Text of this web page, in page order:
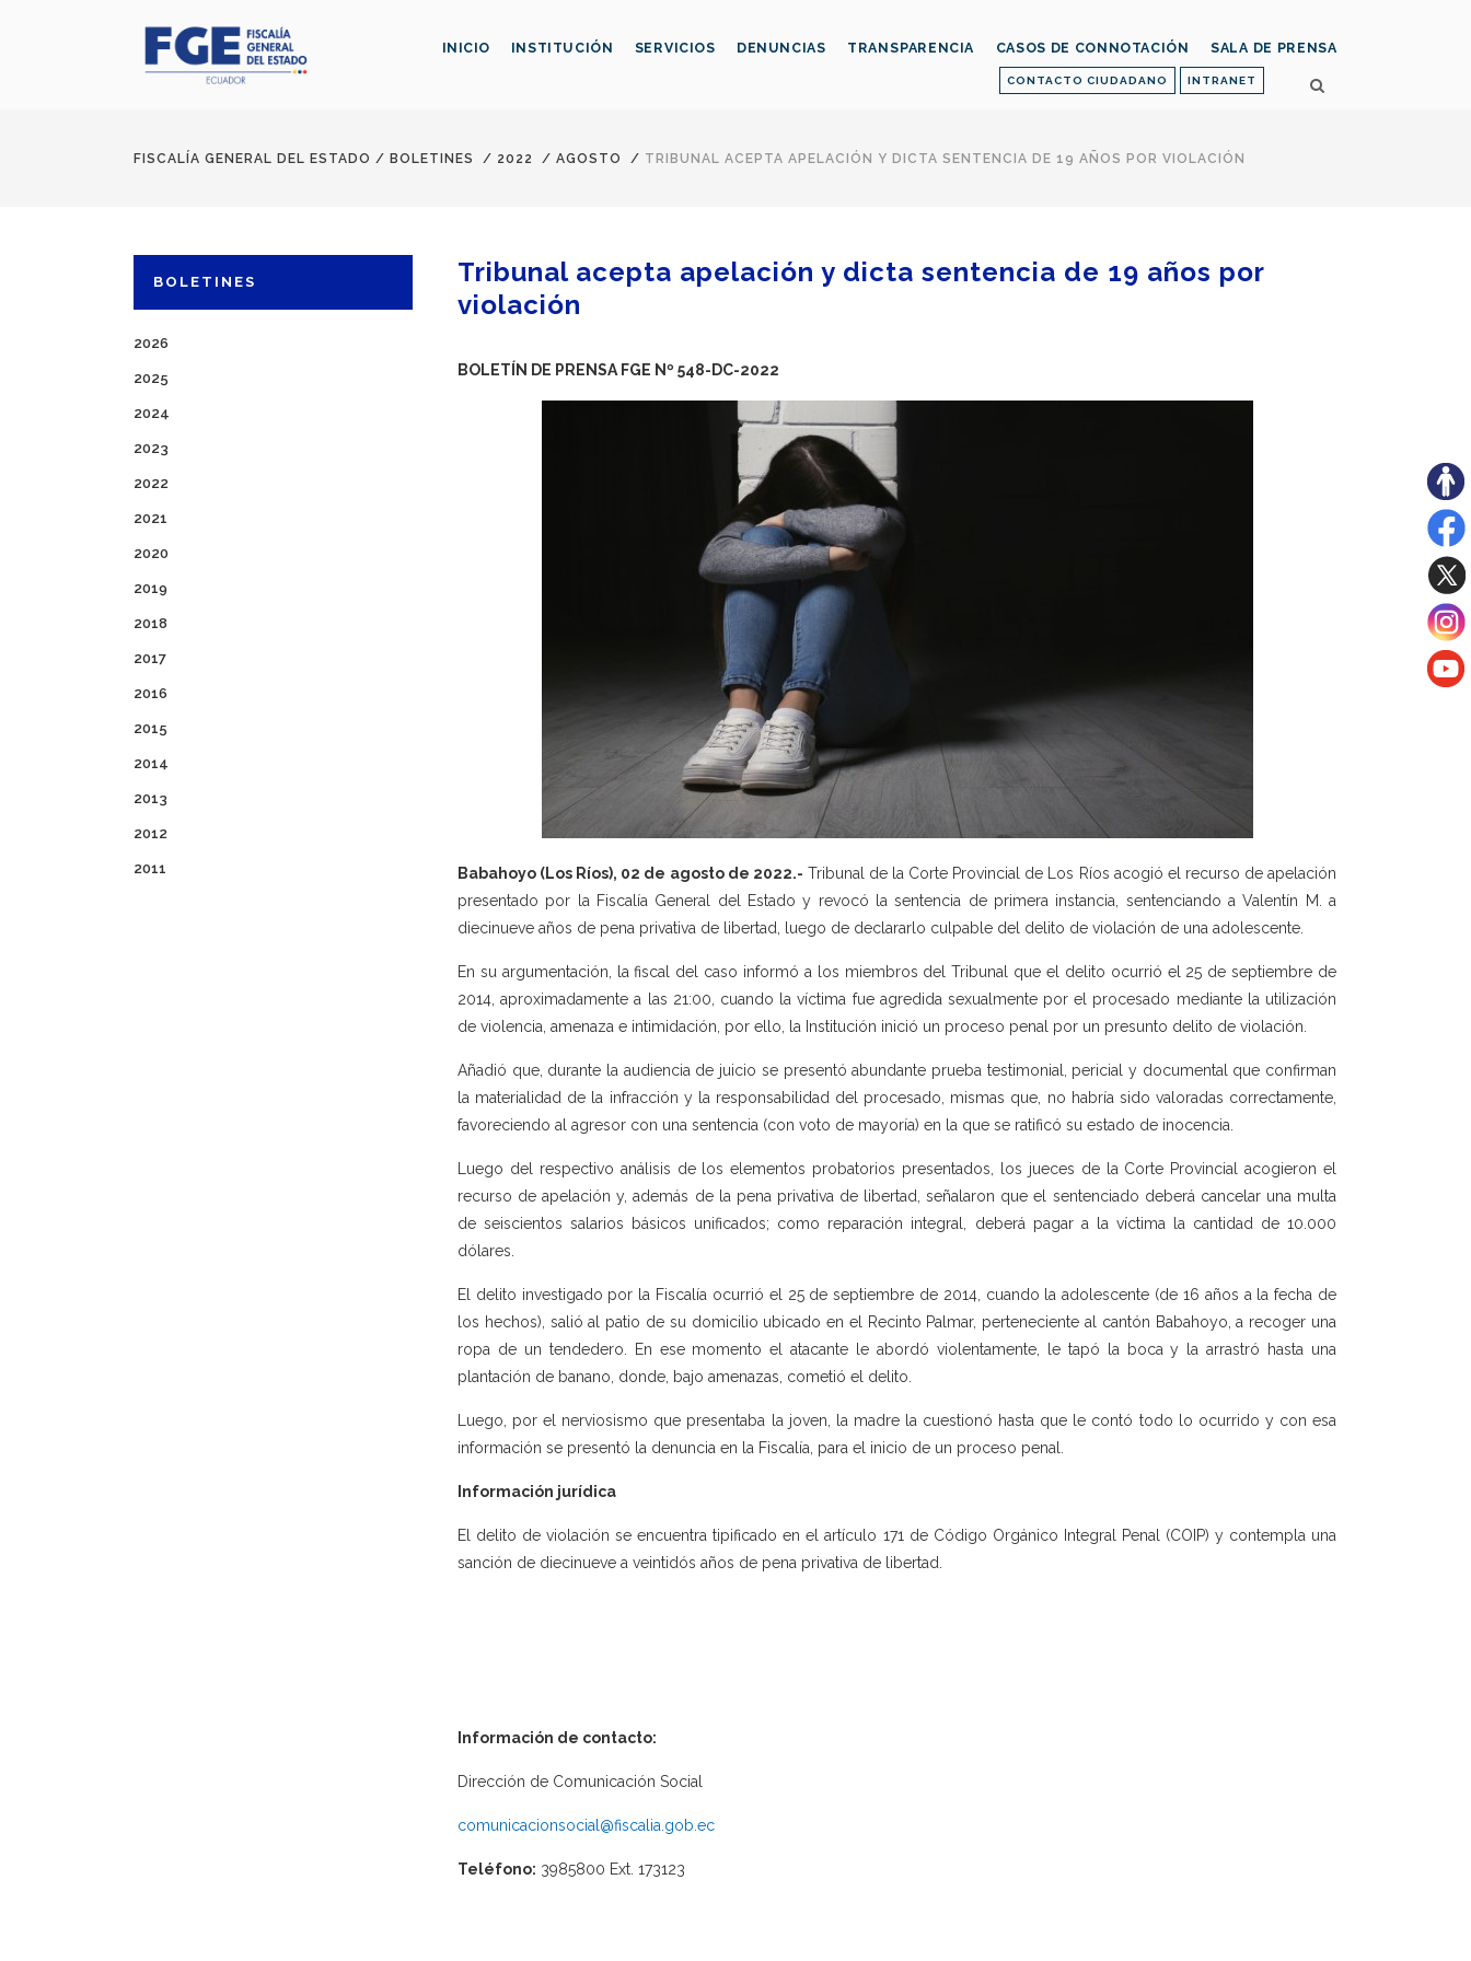
CONTACTO CIUDADANO INTRANET
INICIO INSTITUCIÓN SERVICIOS DENUNCIAS TRANSPARENCIA CASOS DE CONNOTACIÓN SALA DE PRENSA
FISCALÍA GENERAL DEL ESTADO / BOLETINES / 2022 / AGOSTO / TRIBUNAL ACEPTA APELACIÓN Y DICTA SENTENCIA DE 19 AÑOS POR VIOLACIÓN
BOLETINES
2026
2025
2024
2023
2022
2021
2020
2019
2018
2017
2016
2015
2014
2013
2012
2011
Tribunal acepta apelación y dicta sentencia de 19 años por
violación
BOLETÍN DE PRENSA FGE Nº 548-DC-2022
Babahoyo (Los Ríos), 02 de agosto de 2022.- Tribunal de la Corte Provincial de Los Ríos acogió el recurso de apelación
presentado por la Fiscalía General del Estado y revocó la sentencia de primera instancia, sentenciando a Valentín M. a
diecinueve años de pena privativa de libertad, luego de declararlo culpable del delito de violación de una adolescente.
En su argumentación, la fiscal del caso informó a los miembros del Tribunal que el delito ocurrió el 25 de septiembre de
2014, aproximadamente a las 21:00, cuando la víctima fue agredida sexualmente por el procesado mediante la utilización
de violencia, amenaza e intimidación, por ello, la Institución inició un proceso penal por un presunto delito de violación.
Añadió que, durante la audiencia de juicio se presentó abundante prueba testimonial, pericial y documental que confirman
la materialidad de la infracción y la responsabilidad del procesado, mismas que, no habría sido valoradas correctamente,
favoreciendo al agresor con una sentencia (con voto de mayoría) en la que se ratificó su estado de inocencia.
Luego del respectivo análisis de los elementos probatorios presentados, los jueces de la Corte Provincial acogieron el
recurso de apelación y, además de la pena privativa de libertad, señalaron que el sentenciado deberá cancelar una multa
de seiscientos salarios básicos unificados; como reparación integral, deberá pagar a la víctima la cantidad de 10.000
dólares.
El delito investigado por la Fiscalía ocurrió el 25 de septiembre de 2014, cuando la adolescente (de 16 años a la fecha de
los hechos), salió al patio de su domicilio ubicado en el Recinto Palmar, perteneciente al cantón Babahoyo, a recoger una
ropa de un tendedero. En ese momento el atacante le abordó violentamente, le tapó la boca y la arrastró hasta una
plantación de banano, donde, bajo amenazas, cometió el delito.
Luego, por el nerviosismo que presentaba la joven, la madre la cuestionó hasta que le contó todo lo ocurrido y con esa
información se presentó la denuncia en la Fiscalía, para el inicio de un proceso penal.
Información jurídica
El delito de violación se encuentra tipificado en el artículo 171 de Código Orgánico Integral Penal (COIP) y contempla una
sanción de diecinueve a veintidós años de pena privativa de libertad.
Información de contacto:
Dirección de Comunicación Social
comunicacionsocial@fiscalia.gob.ec
Teléfono: 3985800 Ext. 173123